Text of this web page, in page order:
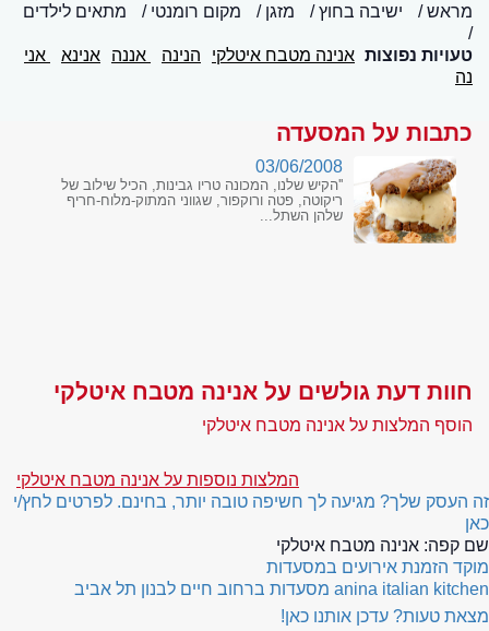
מראש
ישיבה בחוץ מזגן מקום רומנטי מתאים לילדים
טעויות נפוצות אנינה מטבח איטלקי הנינה אננה אנינא
אני
נה
כתבות על המסעדה
03/06/2008
''הקיש שלנו, המכונה טריו גבינות, הכיל שילוב של
ריקוטה, פטה ורוקפור, שגווני המתוק-מלוח-חריף
שלהן השתל...
חוות דעת גולשים על אנינה מטבח איטלקי
הוסף המלצות על אנינה מטבח איטלקי
המלצות נוספות על אנינה מטבח איטלקי
זה העסק שלך? מגיעה לך חשיפה טובה יותר, בחינם. לפרטים לחץ/י
כאן
שם קפה: אנינה מטבח איטלקי
מוקד הזמנת אירועים במסעדות
anina italian kitchen מסעדות ברחוב חיים לבנון תל אביב
מצאת טעות? עדכן אותנו כאן!